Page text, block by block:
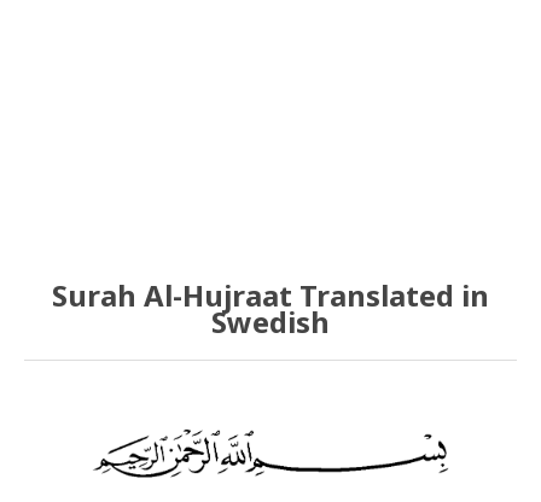
Surah Al-Hujraat Translated in
Swedish